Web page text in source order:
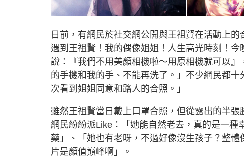
日前，有網民於社交網公開與王祖賢在活動上
遇到王祖賢！我的偶像姐姐！人生高光時刻！
說：『我們不用美顏相機啦～用原相機就可以
的手機和我的手、不能再洗了。」不少網民都
次看到姐姐同意和路人的合照。」
雖然王祖賢當日戴上口罩合照，但從露出的半
網民紛紛派Like：「她能自然老去，真的是一
藥」、「她也有老呀，不過好像沒生孩子？整
片是顏值巔峰啊」。